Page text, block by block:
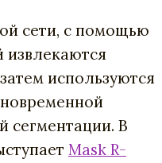
сети, с помощью
извлекаются
используются
сегментации. В
Mask R-